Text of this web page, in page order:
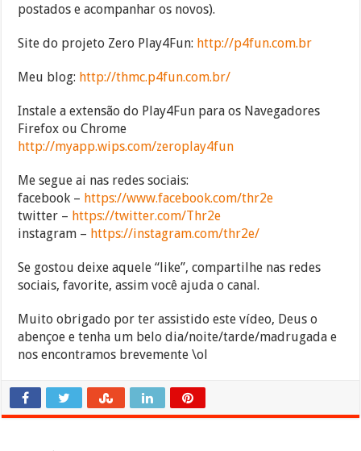
postados e acompanhar os novos).
Site do projeto Zero Play4Fun: http://p4fun.com.br
Meu blog: http://thmc.p4fun.com.br/
Instale a extensão do Play4Fun para os Navegadores
Firefox ou Chrome
http://myapp.wips.com/zeroplay4fun
Me segue ai nas redes sociais:
facebook – https://www.facebook.com/thr2e
twitter – https://twitter.com/Thr2e
instagram – https://instagram.com/thr2e/
Se gostou deixe aquele “like”, compartilhe nas redes
sociais, favorite, assim você ajuda o canal.
Muito obrigado por ter assistido este vídeo, Deus o
abençoe e tenha um belo dia/noite/tarde/madrugada e
nos encontramos brevemente \ol